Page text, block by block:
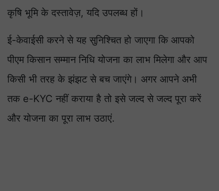
कृषि भूमि के दस्तावेज़, यदि उपलब्ध हों।
ई-केवाईसी करने से यह सुनिश्चित हो जाएगा कि आपको
पीएम किसान सम्मान निधि योजना का लाभ मिलेगा और आप
किसी भी तरह के झंझट से बच जाएंगे। अगर आपने अभी
तक e-KYC नहीं कराया है तो इसे जल्द से जल्द पूरा करें
और योजना का पूरा लाभ उठाएं.